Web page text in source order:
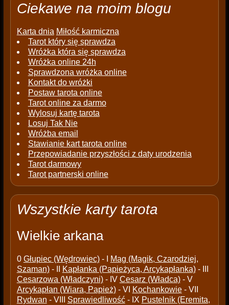
Ciekawe na moim blogu
Karta dnia Miłość karmiczna
Tarot który się sprawdza
Wróżka która się sprawdza
Wróżka online 24h
Sprawdzona wróżka online
Kontakt do wróżki
Postaw tarota online
Tarot online za darmo
Wylosuj kartę tarota
Losuj Tak Nie
Wróżba email
Stawianie kart tarota online
Przepowiadanie przyszłości z daty urodzenia
Tarot darmowy
Tarot partnerski online
Wszystkie karty tarota
Wielkie arkana
0 Głupiec (Wędrowiec)- I
Mag (Magik, Czarodziej,
Szaman)- II Kapłanka (Papieżyca, Arcykapłanka)- III
Cesarzowa (Władczyni)- IV Cesarz (Władca)- V
Arcykapłan (Wiara, Papież)- VI Kochankowie- VII
Rydwan - VIII Sprawiedliwość- IX Pustelnik (Eremita,